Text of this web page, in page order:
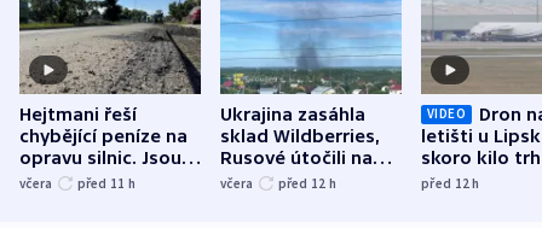
Hejtmani řeší
chybějící peníze na
opravu silnic. Jsou
nenárokové, namítá
včera před 11 h
Ukrajina zasáhla
sklad Wildberries,
Rusové útočili na
trh, hasiče či
včera před 12 h
VIDEO
Dron
letišti u
skoro kilo
indicie
před 12h